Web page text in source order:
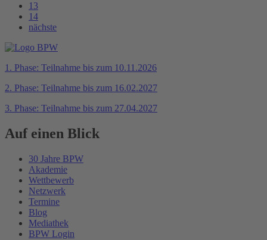
13
14
nächste
1. Phase: Teilnahme bis zum 10.11.2026
2. Phase: Teilnahme bis zum 16.02.2027
3. Phase: Teilnahme bis zum 27.04.2027
Auf einen Blick
30 Jahre BPW
Akademie
Wettbewerb
Netzwerk
Termine
Blog
Mediathek
BPW Login